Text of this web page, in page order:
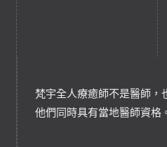
梵宇全人療癒師不是醫師，
他們同時具有當地醫師資格